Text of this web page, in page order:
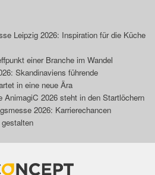
Leipzig 2026: Inspiration für die Küche
einer Branche im Wandel
Skandinaviens führende
in eine neue Ära
AnimagiC 2026 steht in den Startlöchern
2026: Karrierechancen